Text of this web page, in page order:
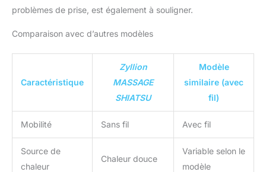
tête de votre voiture,
idéal pour les voyages en
trajets pour se rendre au
travail. Certifié FDA avec
protection contre la
contrairement à la
massage électriques non
réglementés, notre
appareil de massage
electrique est d’une
problèmes de prise, est également à souligner.
Comparaison avec d’autres modèles
Caractéristique
Zyllion
MASSAGE
SHIATSU
Modèle
similaire (avec
fil)
Mobilité Sans fil Avec fil
Source de
chaleur
Chaleur douce
Variable selon le
modèle